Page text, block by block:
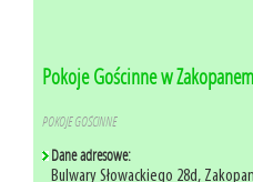
Pokoje Gościnne w Zakopanem
POKOJE GOŚCINNE
Dane adresowe:
Bulwary Słowackiego 28d,